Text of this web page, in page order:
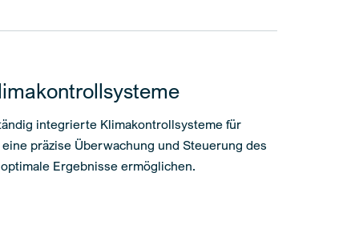
integrierte Klimakontrollsysteme für
präzise Überwachung und Steuerung des
Ergebnisse ermöglichen.